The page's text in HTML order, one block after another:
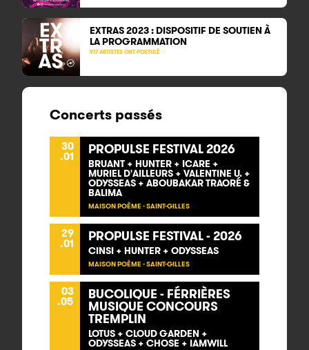
EXTRAS 2023 : DISPOSITIF DE SOUTIEN À
LA PROGRAMMATION
917 ARTISTES ONT POSTULÉ
Concerts passés
30
.01 PROPULSE FESTIVAL 2026
BRUANT + HUNTER + ICARE +
MURIEL D'AILLEURS + VALENTINE U. +
ODYSSEAS + ABOUBAKAR TRAORÉ &
BALIMA
MAISON POÈME - SAINT-GILLES
29
.01 PROPULSE FESTIVAL - 2026
CINSI + HUNTER + ODYSSEAS
MAISON POÈME - SAINT-GILLES
03
.05 BUCOLIQUE - FÉRRIÈRES
MUSIQUE CONCOURS
TREMPLIN
LOTUS + CLOUD GARDEN +
ODYSSEAS + CHOSE + IAMWILL